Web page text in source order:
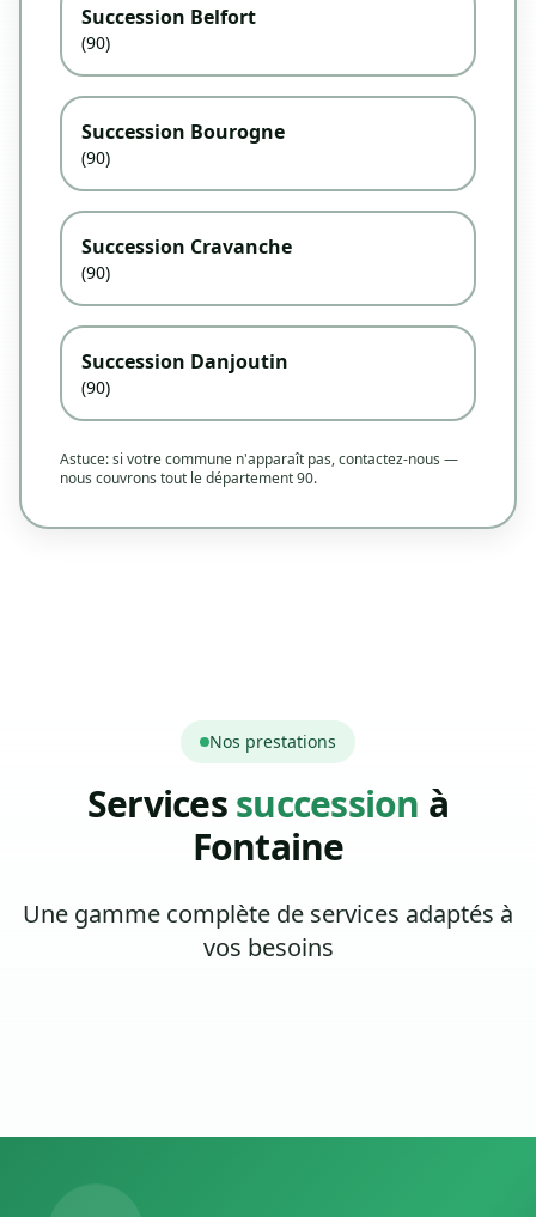
Succession Belfort
(90)
Succession Bourogne
(90)
Succession Cravanche
(90)
Succession Danjoutin
(90)
Astuce: si votre commune n'apparaît pas, contactez-nous —
nous couvrons tout le département 90.
Nos prestations
Servicessuccession à
Fontaine
Une gamme complète de services adaptés à
vos besoins